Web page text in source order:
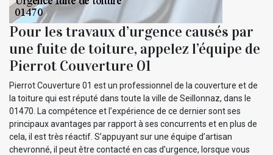
Pour les travaux d’urgence causés par
une fuite de toiture, appelez l’équipe de
Pierrot Couverture 01
Pierrot Couverture 01 est un professionnel de la couverture et de
la toiture qui est réputé dans toute la ville de Seillonnaz, dans le
01470. La compétence et l’expérience de ce dernier sont ses
principaux avantages par rapport à ses concurrents et en plus de
cela, il est très réactif. S’appuyant sur une équipe d’artisan
chevronné, il peut être contacté en cas d’urgence, lorsque vous